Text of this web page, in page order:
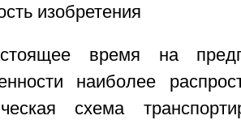
изобретения
время на
наиболее
схема